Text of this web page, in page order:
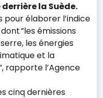
la Suède.
pour élaborer l’indice
”les émissions
les énergies
et la
rapporte l’Agence
cinq dernières